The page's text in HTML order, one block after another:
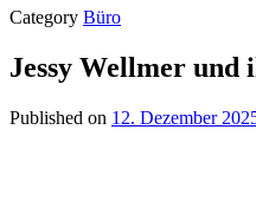
Category Büro
Jessy Wellmer und
Published on 12. Dezember